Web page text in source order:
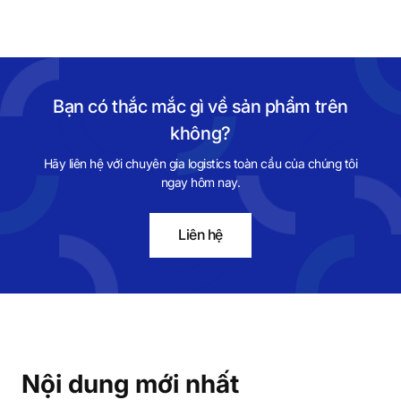
Bạn có thắc mắc gì về sản phẩm trên
không?
Hãy liên hệ với chuyên gia logistics toàn cầu của chúng tôi
ngay hôm nay.
Liên hệ
Nội dung mới nhất